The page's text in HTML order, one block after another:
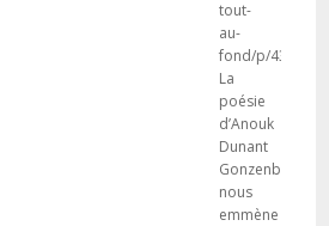
tout-
au-
fond/p/
La
poésie
d’Anouk
Dunant
Gonzenbach
nous
emmène